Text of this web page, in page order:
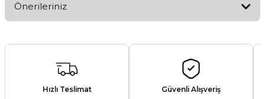
Yorum Yaz
Önerileriniz
Bu ürünün fiyat bilgisi, resim, ürün açıklamalarında ve diğer
konularda yetersiz gördüğünüz noktaları öneri formunu
kullanarak tarafımıza iletebilirsiniz.
Hızlı Teslimat
Güvenli Alışveriş